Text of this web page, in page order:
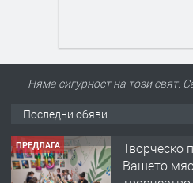
Няма сигурност на този свят.
Последни обяви
ПРЕДЛАГА
Творческо
Вашето